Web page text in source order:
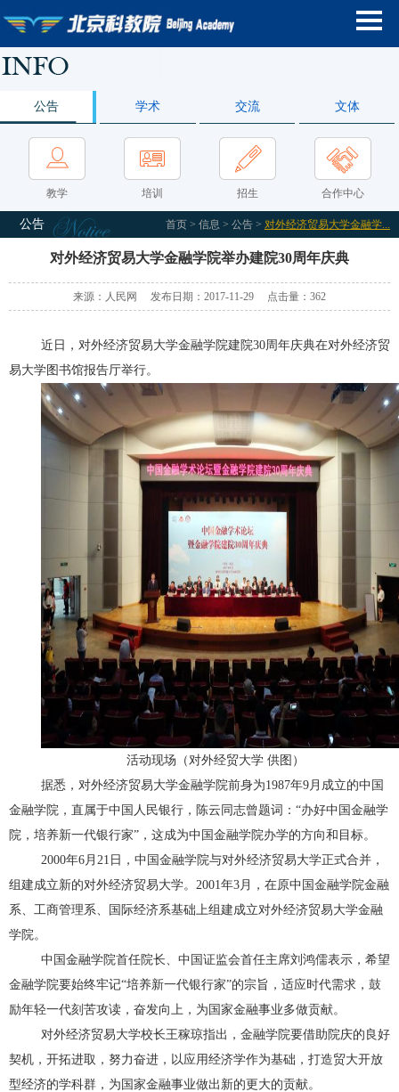
公告 学术 交流 文体
教学 培训 招生 合作中心
首页 > 信息 > 公告 > 对外经济贸易大学金融学...
公告
对外经济贸易大学金融学院举办建院30周年庆典
来源：人民网 发布日期：2017-11-29 点击量： 362
近日，对外经济贸易大学金融学院建院30周年庆典在对外经济贸
易大学图书馆报告厅举行。
活动现场（对外经贸大学 供图）
据悉，对外经济贸易大学金融学院前身为1987年9月成立的中国
金融学院，直属于中国人民银行，陈云同志曾题词：“办好中国金融学
院，培养新一代银行家”，这成为中国金融学院办学的方向和目标。
2000年6月21日，中国金融学院与对外经济贸易大学正式合并，
组建成立新的对外经济贸易大学。2001年3月，在原中国金融学院金融
系、工商管理系、国际经济系基础上组建成立对外经济贸易大学金融
学院。
中国金融学院首任院长、中国证监会首任主席刘鸿儒表示，希望
金融学院要始终牢记“培养新一代银行家”的宗旨，适应时代需求，鼓
励年轻一代刻苦攻读，奋发向上，为国家金融事业多做贡献。
对外经济贸易大学校长王稼琼指出，金融学院要借助院庆的良好
契机，开拓进取，努力奋进，以应用经济学作为基础，打造贸大开放
型经济的学科群，为国家金融事业做出新的更大的贡献。